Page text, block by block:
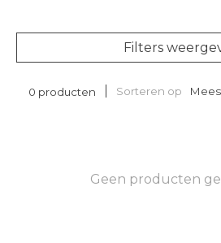
Filters
0 producten Sorteren op
Geen producten